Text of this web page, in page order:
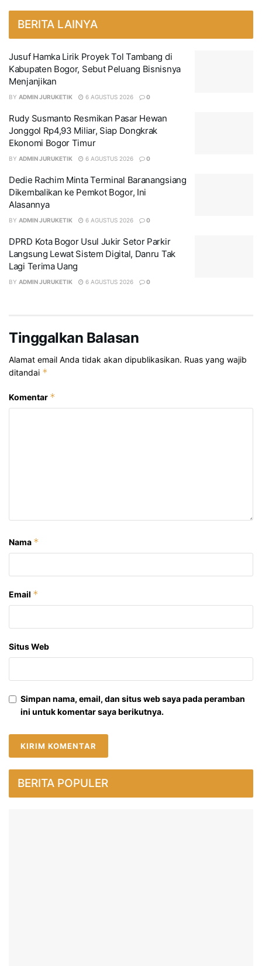
BERITA LAINYA
Jusuf Hamka Lirik Proyek Tol Tambang di
Kabupaten Bogor, Sebut Peluang Bisnisnya
Menjanjikan
BY ADMIN JURUKETIK 6 AGUSTUS 2026 0
Rudy Susmanto Resmikan Pasar Hewan
Jonggol Rp4,93 Miliar, Siap Dongkrak
Ekonomi Bogor Timur
BY ADMIN JURUKETIK 6 AGUSTUS 2026 0
Dedie Rachim Minta Terminal Baranangsiang
Dikembalikan ke Pemkot Bogor, Ini
Alasannya
BY ADMIN JURUKETIK 6 AGUSTUS 2026 0
DPRD Kota Bogor Usul Jukir Setor Parkir
Langsung Lewat Sistem Digital, Danru Tak
Lagi Terima Uang
BY ADMIN JURUKETIK 6 AGUSTUS 2026 0
Tinggalkan Balasan
Alamat email Anda tidak akan dipublikasikan. Ruas yang wajib
ditandai *
Komentar *
Nama *
Email *
Situs Web
Simpan nama, email, dan situs web saya pada peramban
ini untuk komentar saya berikutnya.
BERITA POPULER